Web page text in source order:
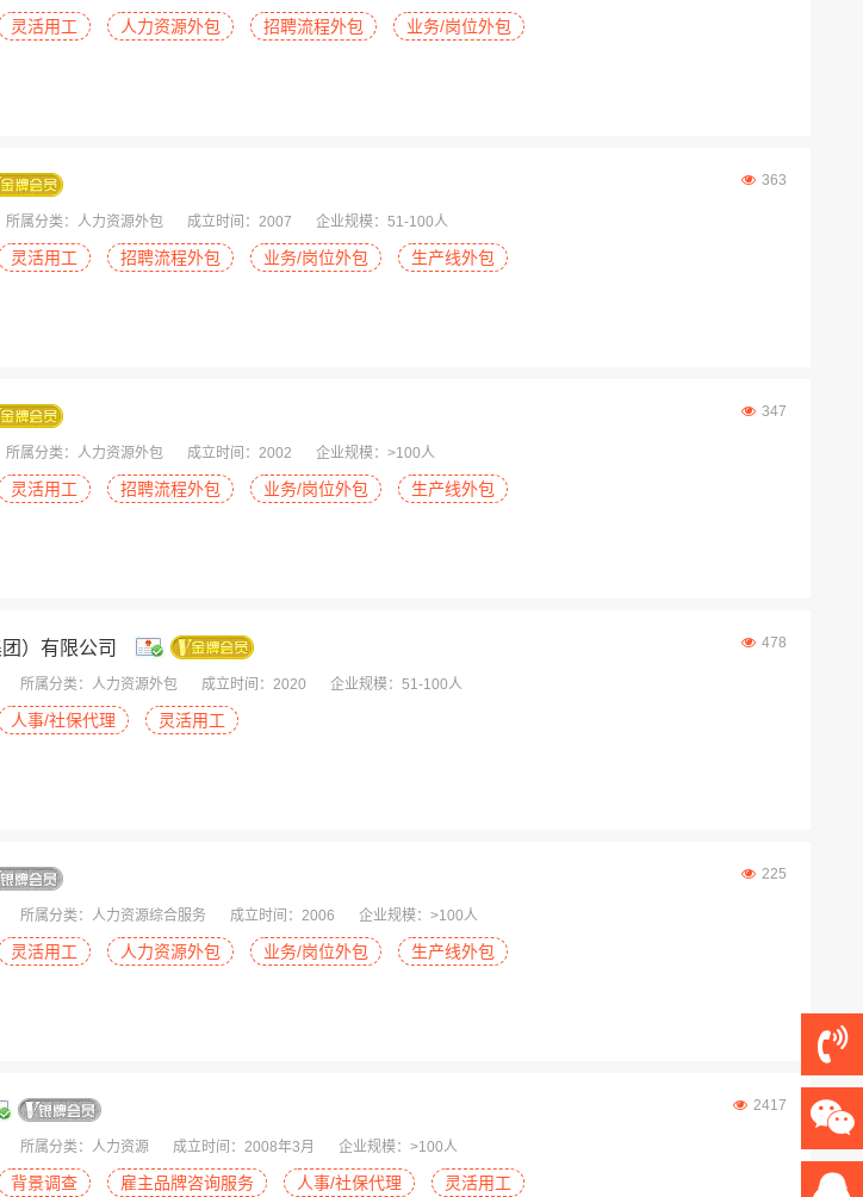
灵活用工 人力资源外包 招聘流程外包 业务/岗位外包
所属分类：人力资源外包 成立时间：2007 企业规模：51-100人
灵活用工 招聘流程外包 业务/岗位外包 生产线外包
363
所属分类：人力资源外包 成立时间：2002 企业规模：>100人
灵活用工 招聘流程外包 业务/岗位外包 生产线外包
347
）有限公司
所属分类：人力资源外包 成立时间：2020 企业规模：51-100人
人事/社保代理 灵活用工
478
所属分类：人力资源综合服务 成立时间：2006 企业规模：>100人
灵活用工 人力资源外包 业务/岗位外包 生产线外包
225
所属分类：人力资源 成立时间：2008年3月 企业规模：>100人
背景调查 雇主品牌咨询服务 人事/社保代理 灵活用工
2417